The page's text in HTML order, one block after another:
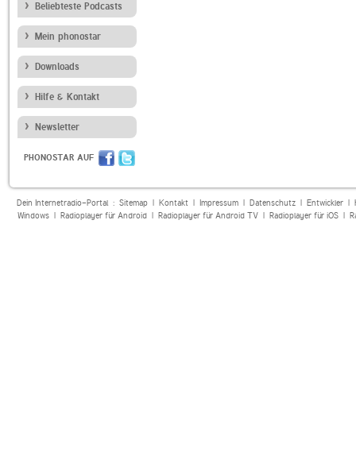
Beliebteste Podcasts
Mein phonostar
Downloads
Hilfe & Kontakt
Newsletter
PHONOSTAR AUF
Dein Internetradio-Portal : Sitemap| Kontakt| Impressum| Datenschutz| Entwickler|
Windows| Radioplayer für Android| Radioplayer für Android TV| Radioplayer für iOS|